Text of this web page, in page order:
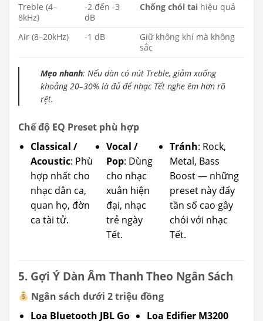
Treble (4–
8kHz)
-2 đến -3
dB
Chống chói tai hiệu quả
Air (8–20kHz) -1 dB
Giữ không khí mà không
sắc
Mẹo nhanh: Nếu dàn có nút Treble, giảm xuống
khoảng 20–30% là đủ để nhạc Tết nghe êm hơn rõ
rệt.
Chế độ EQ Preset phù hợp
Classical /
Acoustic: Phù
hợp nhất cho
nhạc dân ca,
quan họ, đờn
ca tài tử.
Vocal /
Pop: Dùng
cho nhạc
xuân hiện
đại, nhạc
trẻ ngày
Tết.
Tránh: Rock,
Metal, Bass
Boost — những
preset này đẩy
tần số cao gây
chói với nhạc
Tết.
5. Gợi Ý Dàn Âm Thanh Theo Ngân Sách
Ngân sách dưới 2 triệu đồng
Loa Bluetooth JBL Go
Loa Edifier M3200